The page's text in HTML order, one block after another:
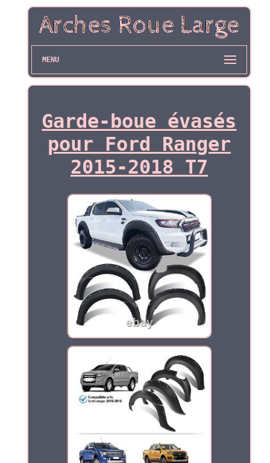
MENU
Garde-boue évasés
pour Ford Ranger
2015-2018 T7